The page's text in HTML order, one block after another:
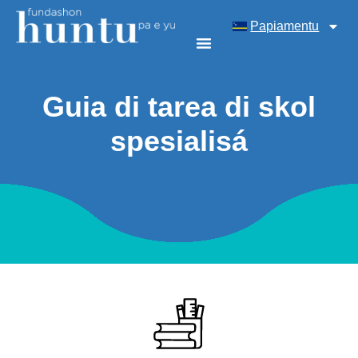
Papiamentu
Guia di tarea di skol
spesialisá